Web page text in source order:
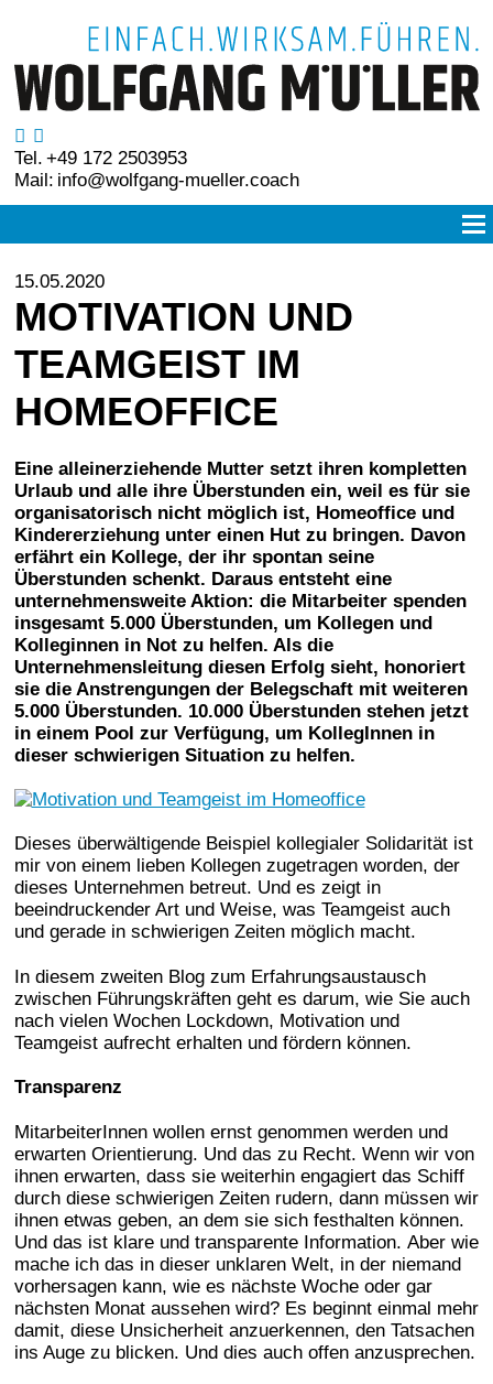
Tel. +49 172 2503953
Mail: info@wolfgang-mueller.coach
15.05.2020
MOTIVATION UND
TEAMGEIST IM
HOMEOFFICE
Eine alleinerziehende Mutter setzt ihren kompletten
Urlaub und alle ihre Überstunden ein, weil es für sie
organisatorisch nicht möglich ist, Homeoffice und
Kindererziehung unter einen Hut zu bringen. Davon
erfährt ein Kollege, der ihr spontan seine
Überstunden schenkt. Daraus entsteht eine
unternehmensweite Aktion: die Mitarbeiter spenden
insgesamt 5.000 Überstunden, um Kollegen und
Kolleginnen in Not zu helfen. Als die
Unternehmensleitung diesen Erfolg sieht, honoriert
sie die Anstrengungen der Belegschaft mit weiteren
5.000 Überstunden. 10.000 Überstunden stehen jetzt
in einem Pool zur Verfügung, um KollegInnen in
dieser schwierigen Situation zu helfen.
Dieses überwältigende Beispiel kollegialer Solidarität ist
mir von einem lieben Kollegen zugetragen worden, der
dieses Unternehmen betreut. Und es zeigt in
beeindruckender Art und Weise, was Teamgeist auch
und gerade in schwierigen Zeiten möglich macht.
In diesem zweiten Blog zum Erfahrungsaustausch
zwischen Führungskräften geht es darum, wie Sie auch
nach vielen Wochen Lockdown, Motivation und
Teamgeist aufrecht erhalten und fördern können.
Transparenz
MitarbeiterInnen wollen ernst genommen werden und
erwarten Orientierung. Und das zu Recht. Wenn wir von
ihnen erwarten, dass sie weiterhin engagiert das Schiff
durch diese schwierigen Zeiten rudern, dann müssen wir
ihnen etwas geben, an dem sie sich festhalten können.
Und das ist klare und transparente Information. Aber wie
mache ich das in dieser unklaren Welt, in der niemand
vorhersagen kann, wie es nächste Woche oder gar
nächsten Monat aussehen wird? Es beginnt einmal mehr
damit, diese Unsicherheit anzuerkennen, den Tatsachen
ins Auge zu blicken. Und dies auch offen anzusprechen.